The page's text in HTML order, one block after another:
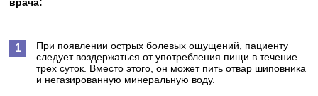
При появлении острых болевых ощущений, пациенту
следует воздержаться от употребления пищи в течение
трех суток. Вместо этого, он может пить отвар шиповника
и негазированную минеральную воду.